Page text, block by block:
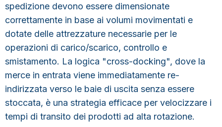
spedizione devono essere dimensionate
correttamente in base ai volumi movimentati e
dotate delle attrezzature necessarie per le
operazioni di carico/scarico, controllo e
smistamento. La logica "cross-docking", dove la
merce in entrata viene immediatamente re-
indirizzata verso le baie di uscita senza essere
stoccata, è una strategia efficace per velocizzare i
tempi di transito dei prodotti ad alta rotazione.